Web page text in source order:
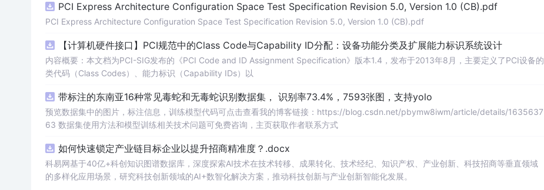
PCI Express Architecture Configuration Space Test Specification Revision 5.0, Version 1.0 (CB).pdf
PCI Express Architecture Configuration Space Test Specification Revision 5.0, Version 1.0 (CB).pdf
【计算机硬件接口】PCI规范中的Class Code与Capability ID分配：设备功能分类及扩展能力标识系统设计
内容概要：本文档为PCI-SIG发布的《PCI Code and ID Assignment Specification》版本1.4，发布于2013年8月，主要定义了PCI设备的
类代码（Class Codes）、能力标识（Capability IDs）以
带标注的东南亚16种常见毒蛇和无毒蛇识别数据集， 识别率73.4%，7593张图，支持yolo
预览数据集中的图片，标注信息，训练模型代码可点击查看我的博客链接：https://blog.csdn.net/pbymw8iwm/article/details/1635637
63 数据集使用方法和模型训练相关技术问题可免费咨询，主页获取作者联系方式
如何快速锁定产业链目标企业以提升招商精准度？.docx
科易网基于40亿+科创知识图谱数据库，深度探索AI技术在技术转移、成果转化、技术经纪、知识产权、产业创新、科技招商等垂直领域
的多样化应用场景，研究科技创新领域的AI+数智化解决方案，推动科技创新与产业创新智能化发展。